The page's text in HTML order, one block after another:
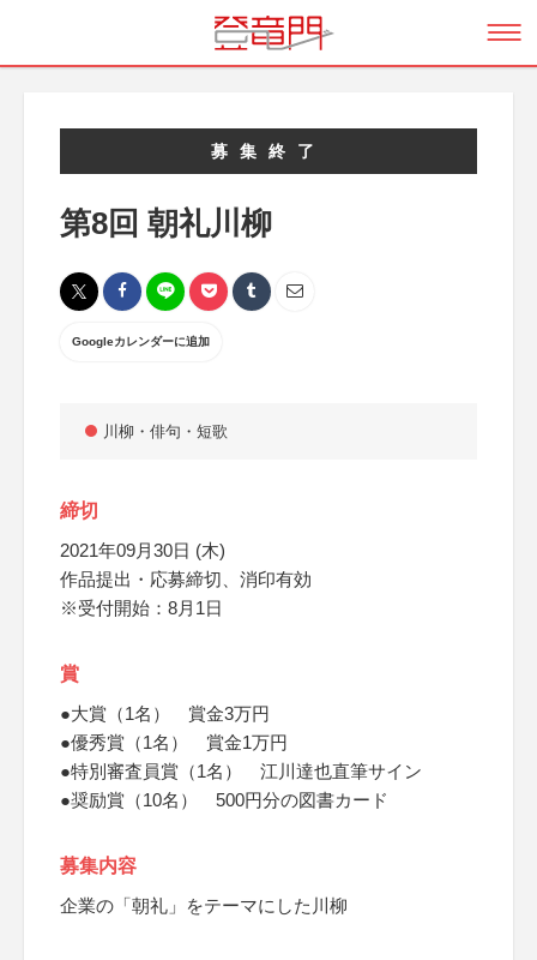
募集終了
第8回 朝礼川柳
Googleカレンダーに追加
川柳・俳句・短歌
締切
2021年09月30日 (木)
作品提出・応募締切、消印有効
※受付開始：8月1日
賞
●大賞（1名） 賞金3万円
●優秀賞（1名） 賞金1万円
●特別審査員賞（1名） 江川達也直筆サイン
●奨励賞（10名） 500円分の図書カード
募集内容
企業の「朝礼」をテーマにした川柳